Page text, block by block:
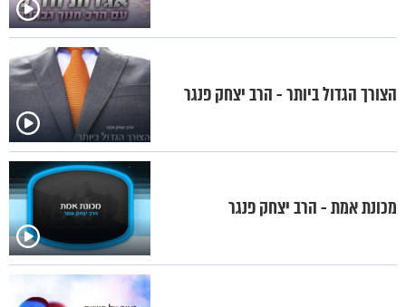
הצורך הגדול ביותר - הרב יצחק פנגר
מכונת אמת - הרב יצחק פנגר